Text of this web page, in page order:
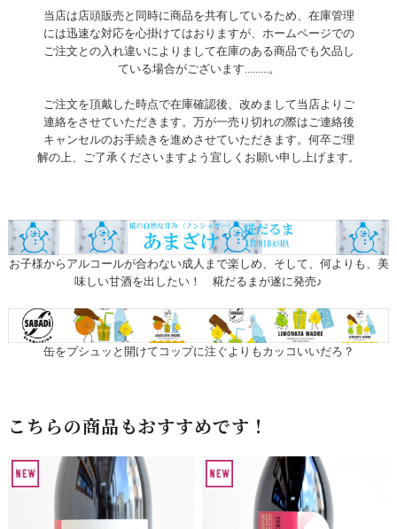
当店は店頭販売と同時に商品を共有しているため、在庫管理
には迅速な対応を心掛けてはおりますが、ホームページでの
ご注文との入れ違いによりまして在庫のある商品でも欠品し
ている場合がございます.........。
ご注文を頂戴した時点で在庫確認後、改めまして当店よりご
連絡をさせていただきます。万が一売り切れの際はご連絡後
キャンセルのお手続きを進めさせていただきます。何卒ご理
解の上、ご了承くださいますよう宜しくお願い申し上げます。
お子様からアルコールが合わない成人まで楽しめ、そして、何よりも、美
味しい甘酒を出したい！ 糀だるまが遂に発売♪
缶をプシュッと開けてコップに注ぐよりもカッコいいだろ？
こちらの商品もおすすめです！